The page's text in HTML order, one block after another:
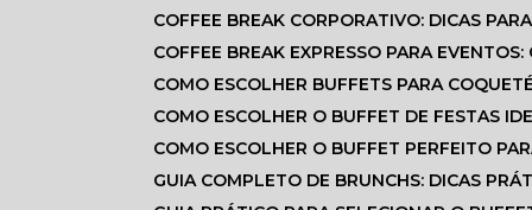
COFFEE BREAK CORPORATIVO: DICAS
COFFEE BREAK EXPRESSO PARA
COMO ESCOLHER BUFFETS PARA
COMO ESCOLHER O BUFFET DE FESTAS
COMO ESCOLHER O BUFFET PERFEITO
GUIA COMPLETO DE BRUNCHS: DICAS